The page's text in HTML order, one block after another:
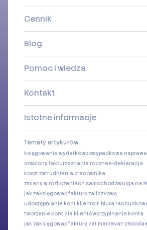
Cennik
Blog
Pomoc i wiedza
Kontakt
Istotne informacje
Tematy artykułów
księgowanie wydatkówpowypadkowa
szablony fakturzeznania rocznee-deklaracje
koszt zatrudnienia pracownika
zmiany w rozliczeniach samochodówulga na
jak zaksięgować fakturę zaliczkową
udostępnianie kont klientom biura
tworzenie kont dla klientówprzypinanie konta
jak zaksięgować fakturę vat marżavat-26